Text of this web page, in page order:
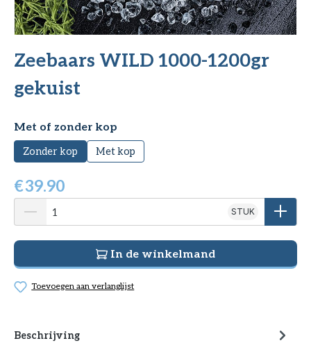
Zeebaars WILD 1000-1200gr
gekuist
Selecteer
Met of zonder kop
Zonder kop Met kop
€39.90
STUK
In de winkelmand
Toevoegen aan verlanglijst
Beschrijving